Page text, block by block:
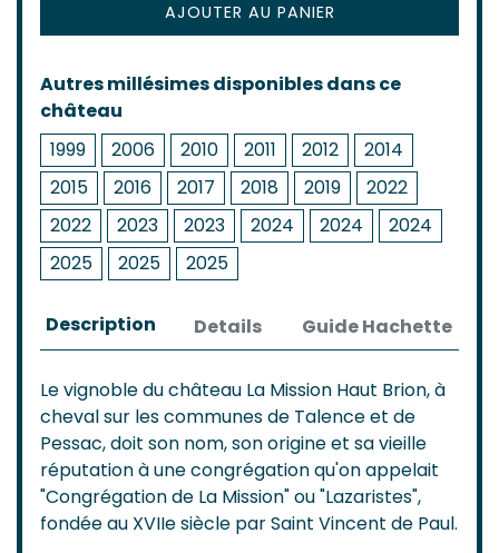
AJOUTER AU PANIER
Autres millésimes disponibles dans ce
château
1999
2006 2010 2011 2012
2014
2015
2016 2017 2018 2019
2022
2022
2023 2023 2024 2024
2024
2025
2025 2025
Description Details Guide Hachette
Le vignoble du château La Mission Haut Brion, à
cheval sur les communes de Talence et de
Pessac, doit son nom, son origine et sa vieille
réputation à une congrégation qu'on appelait
"Congrégation de La Mission" ou "Lazaristes",
fondée au XVIIe siècle par Saint Vincent de Paul.